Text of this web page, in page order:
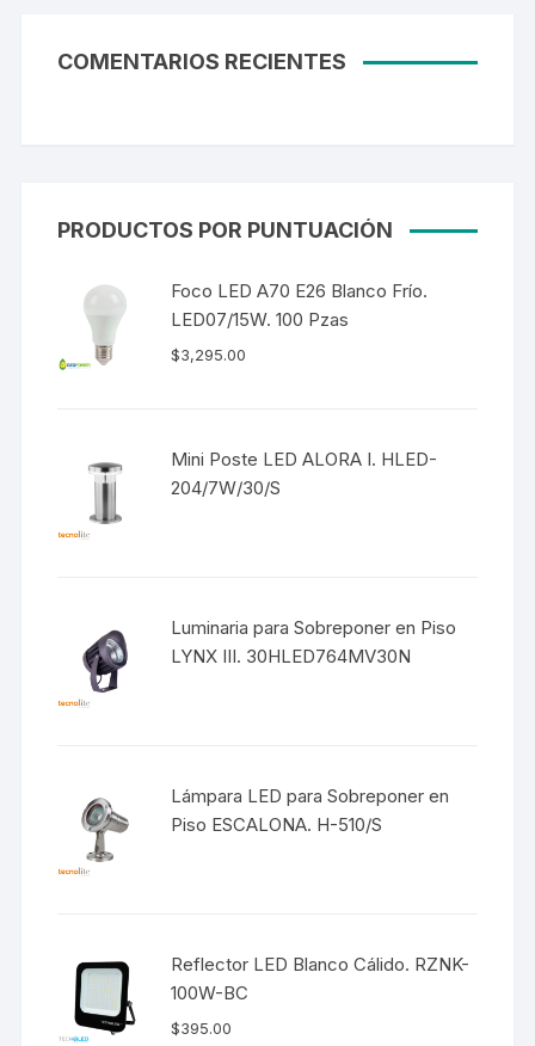
COMENTARIOS RECIENTES
PRODUCTOS POR PUNTUACIÓN
Foco LED A70 E26 Blanco Frío.
LED07/15W. 100 Pzas
$3,295.00
Mini Poste LED ALORA I. HLED-
204/7W/30/S
Luminaria para Sobreponer en Piso
LYNX III. 30HLED764MV30N
Lámpara LED para Sobreponer en
Piso ESCALONA. H-510/S
Reflector LED Blanco Cálido. RZNK-
100W-BC
$395.00